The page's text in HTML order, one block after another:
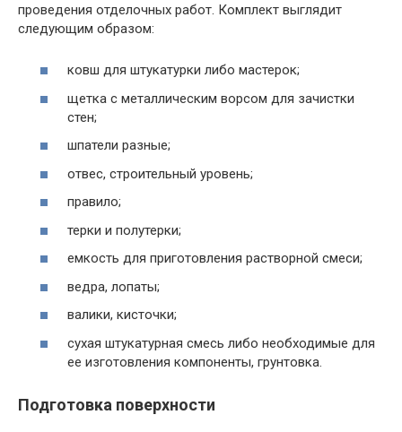
проведения отделочных работ. Комплект выглядит
следующим образом:
ковш для штукатурки либо мастерок;
щетка с металлическим ворсом для зачистки
стен;
шпатели разные;
отвес, строительный уровень;
правило;
терки и полутерки;
емкость для приготовления растворной смеси;
ведра, лопаты;
валики, кисточки;
сухая штукатурная смесь либо необходимые для
ее изготовления компоненты, грунтовка.
Подготовка поверхности